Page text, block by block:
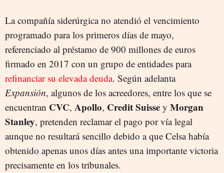
La compañía siderúrgica no atendió el vencimiento
programado para los primeros días de mayo,
referenciado al préstamo de 900 millones de euros
firmado en 2017 con un grupo de entidades para
refinanciar su elevada deuda. Según adelanta
Expansión, algunos de los acreedores, entre los que se
encuentran CVC, Apollo, Credit Suisse y Morgan
Stanley, pretenden reclamar el pago por vía legal
aunque no resultará sencillo debido a que Celsa había
obtenido apenas unos días antes una importante victoria
precisamente en los tribunales.